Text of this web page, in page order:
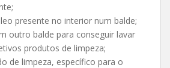
presente no interior num balde;
outro balde para conseguir lavar
produtos de limpeza;
de limpeza, específico para o